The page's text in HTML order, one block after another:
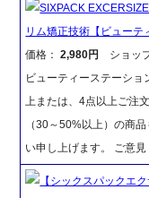
SIXPACK
リム矯正技術【ビューテ
価格：2,980円
ショッ
ビューティーステーシ
上または、4点以上ご注
（30～50%以上）の商
い申し上げます。 ご意
【シックスパックエ